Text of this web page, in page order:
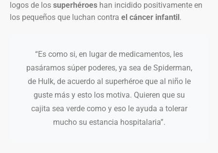
logos de los superhéroes han incidido positivamente en
los pequeños que luchan contra el cáncer infantil.
“Es como si, en lugar de medicamentos, les
pasáramos súper poderes, ya sea de Spiderman,
de Hulk, de acuerdo al superhéroe que al niño le
guste más y esto los motiva. Quieren que su
cajita sea verde como y eso le ayuda a tolerar
mucho su estancia hospitalaria”.